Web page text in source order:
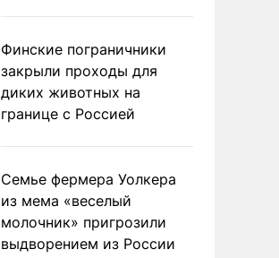
Финские пограничники
закрыли проходы для
диких животных на
границе с Россией
Семье фермера Уолкера
из мема «веселый
молочник» пригрозили
выдворением из России